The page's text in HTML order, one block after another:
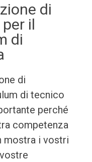
di
il
di
di
di tecnico
perché
competenza
mostra i vostri